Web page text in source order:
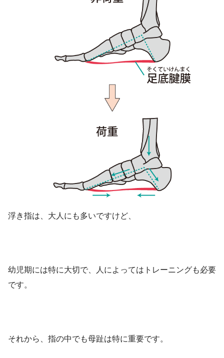
浮き指は、大人にも多いですけど、
幼児期には特に大切で、人によってはトレーニングも必要
です。
それから、指の中でも母趾は特に重要です。